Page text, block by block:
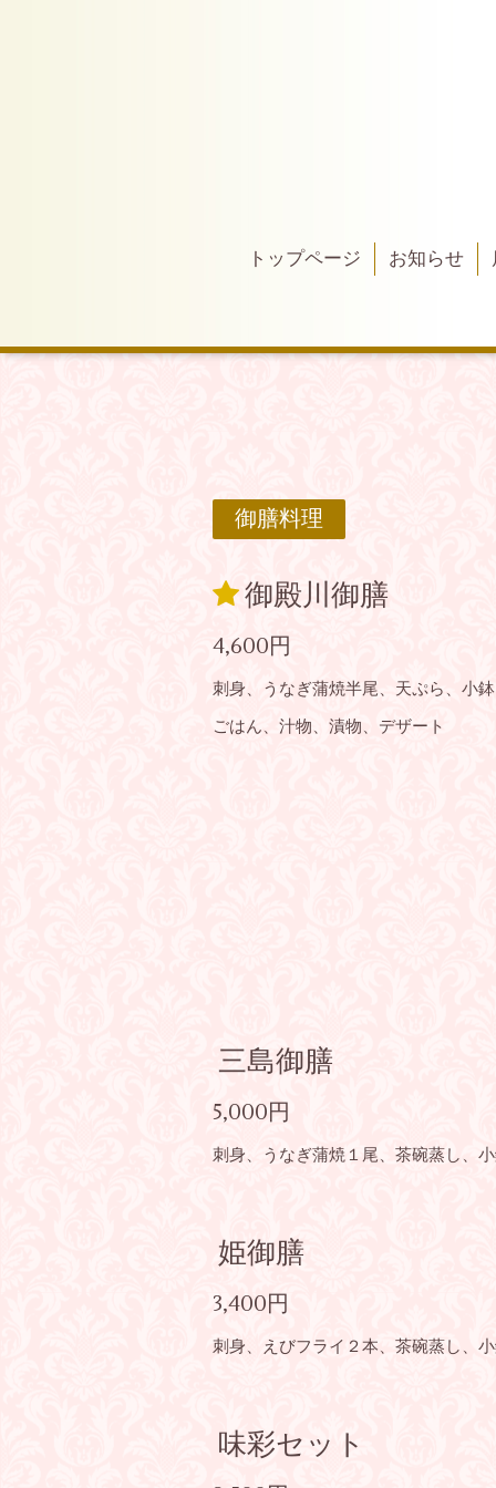
トップページ お知らせ
御膳料理
御殿川御膳
4,600円
刺身、うなぎ蒲焼半尾、天ぷら、小
ごはん、汁物、漬物、デザート
三島御膳
5,000円
刺身、うなぎ蒲焼１尾、茶碗蒸し、
姫御膳
3,400円
刺身、えびフライ２本、茶碗蒸し、
味彩セット